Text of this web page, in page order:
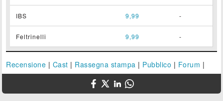
IBS 9,99 -
Feltrinelli 9,99 -
Recensione | Cast | Rassegna stampa | Pubblico | Forum |